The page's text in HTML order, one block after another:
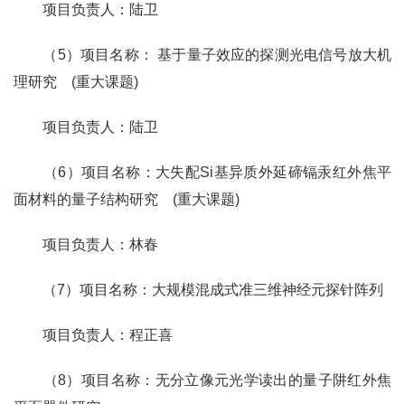
项目负责人：陆卫
（5）项目名称： 基于量子效应的探测光电信号放大机
理研究 (重大课题)
项目负责人：陆卫
（6）项目名称：大失配Si基异质外延碲镉汞红外焦平
面材料的量子结构研究 (重大课题)
项目负责人：林春
（7）项目名称：大规模混成式准三维神经元探针阵列
项目负责人：程正喜
（8）项目名称：无分立像元光学读出的量子阱红外焦